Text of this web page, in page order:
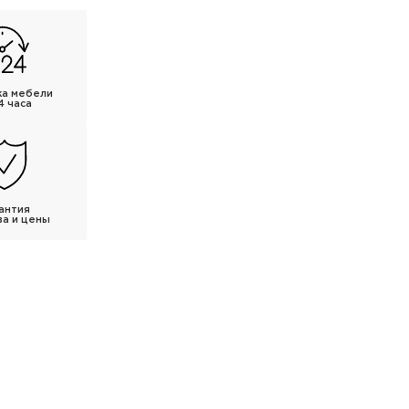
мебели
часа
и цены